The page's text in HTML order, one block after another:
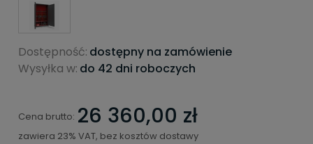
Dostępność: dostępny na zamówienie
Wysyłka w: do 42 dni roboczych
Cena brutto: 26 360,00 zł
zawiera 23% VAT, bez kosztów dostawy